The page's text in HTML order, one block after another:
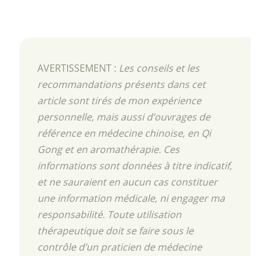
AVERTISSEMENT : Les conseils et les
recommandations présents dans cet
article sont tirés de mon expérience
personnelle, mais aussi d’ouvrages de
référence en médecine chinoise, en Qi
Gong et en aromathérapie. Ces
informations sont données à titre indicatif,
et ne sauraient en aucun cas constituer
une information médicale, ni engager ma
responsabilité. Toute utilisation
thérapeutique doit se faire sous le
contrôle d’un praticien de médecine